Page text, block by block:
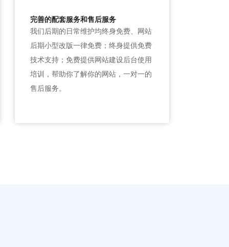
完善的配套服务和售后服务
我们后期的日常维护均终身免费、网站
后期小型改版一律免费；终身提供免费
技术支持；免费提供网站建设后台使用
培训，帮助你了解你的网站，一对一的
售后服务。